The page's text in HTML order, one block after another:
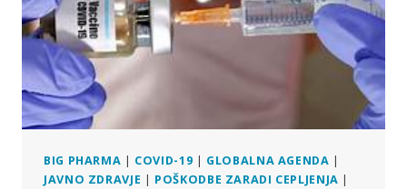
BIG PHARMA | COVID-19 | GLOBALNA AGENDA |
JAVNO ZDRAVJE | POŠKODBE ZARADI CEPLJENJA |